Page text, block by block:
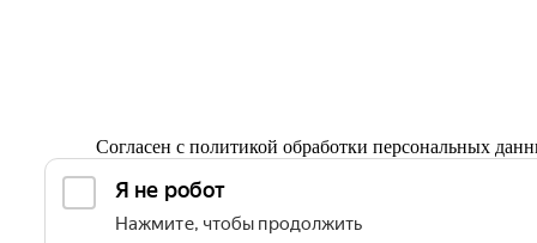
Согласен с политикой обработки персональных